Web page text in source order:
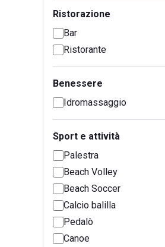
Ristorazione
Bar
Ristorante
Benessere
Idromassaggio
Sport e attività
Palestra
Beach Volley
Beach Soccer
Calcio balilla
Pedalò
Canoe